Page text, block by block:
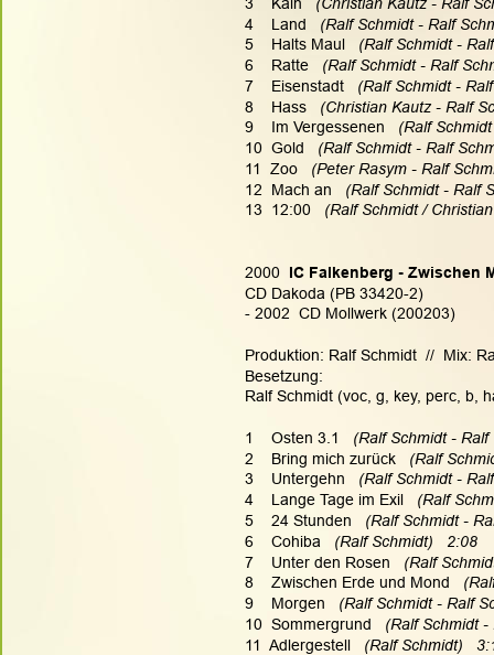
4    Land (Ralf Schmidt - Ralf
5    Halts Maul
(Ralf Schmidt -
6    Ratte (Ralf Schmidt - Ralf
7    Eisenstadt
(Ralf Schmidt -
8    Hass
(Christian Kautz - Ralf
9    Im Vergessenen (Ralf
10  Gold
(Ralf Schmidt - Ralf
11  Zoo (Peter Rasym - Ralf
12  Mach an (Ralf Schmidt - Ralf
13  12:00 (Ralf Schmidt /
2000
IC Falkenberg - Zwischen
CD Dakoda (PB 33420-2)
- 2002  CD Mollwerk (200203)
Produktion: Ralf Schmidt  //  Mix:
Besetzung:
Ralf Schmidt (voc, g, key, perc, b,
1    Osten 3.1 (Ralf Schmidt -
2    Bring mich zurück
(Ralf
3    Untergehn
(Ralf Schmidt -
4    Lange Tage im Exil (Ralf
5    24 Stunden
(Ralf Schmidt -
6    Cohiba (Ralf Schmidt)   2:08
7    Unter den Rosen
(Ralf
8    Zwischen Erde und Mond
9    Morgen
(Ralf Schmidt - Ralf
10  Sommergrund (Ralf Schmidt
11  Adlergestell
(Ralf Schmidt)